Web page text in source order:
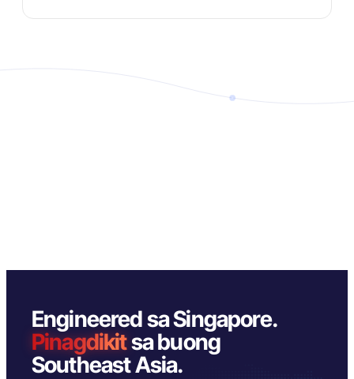
Engineered sa Singapore.
Pinagdikitsa buong
Southeast Asia.